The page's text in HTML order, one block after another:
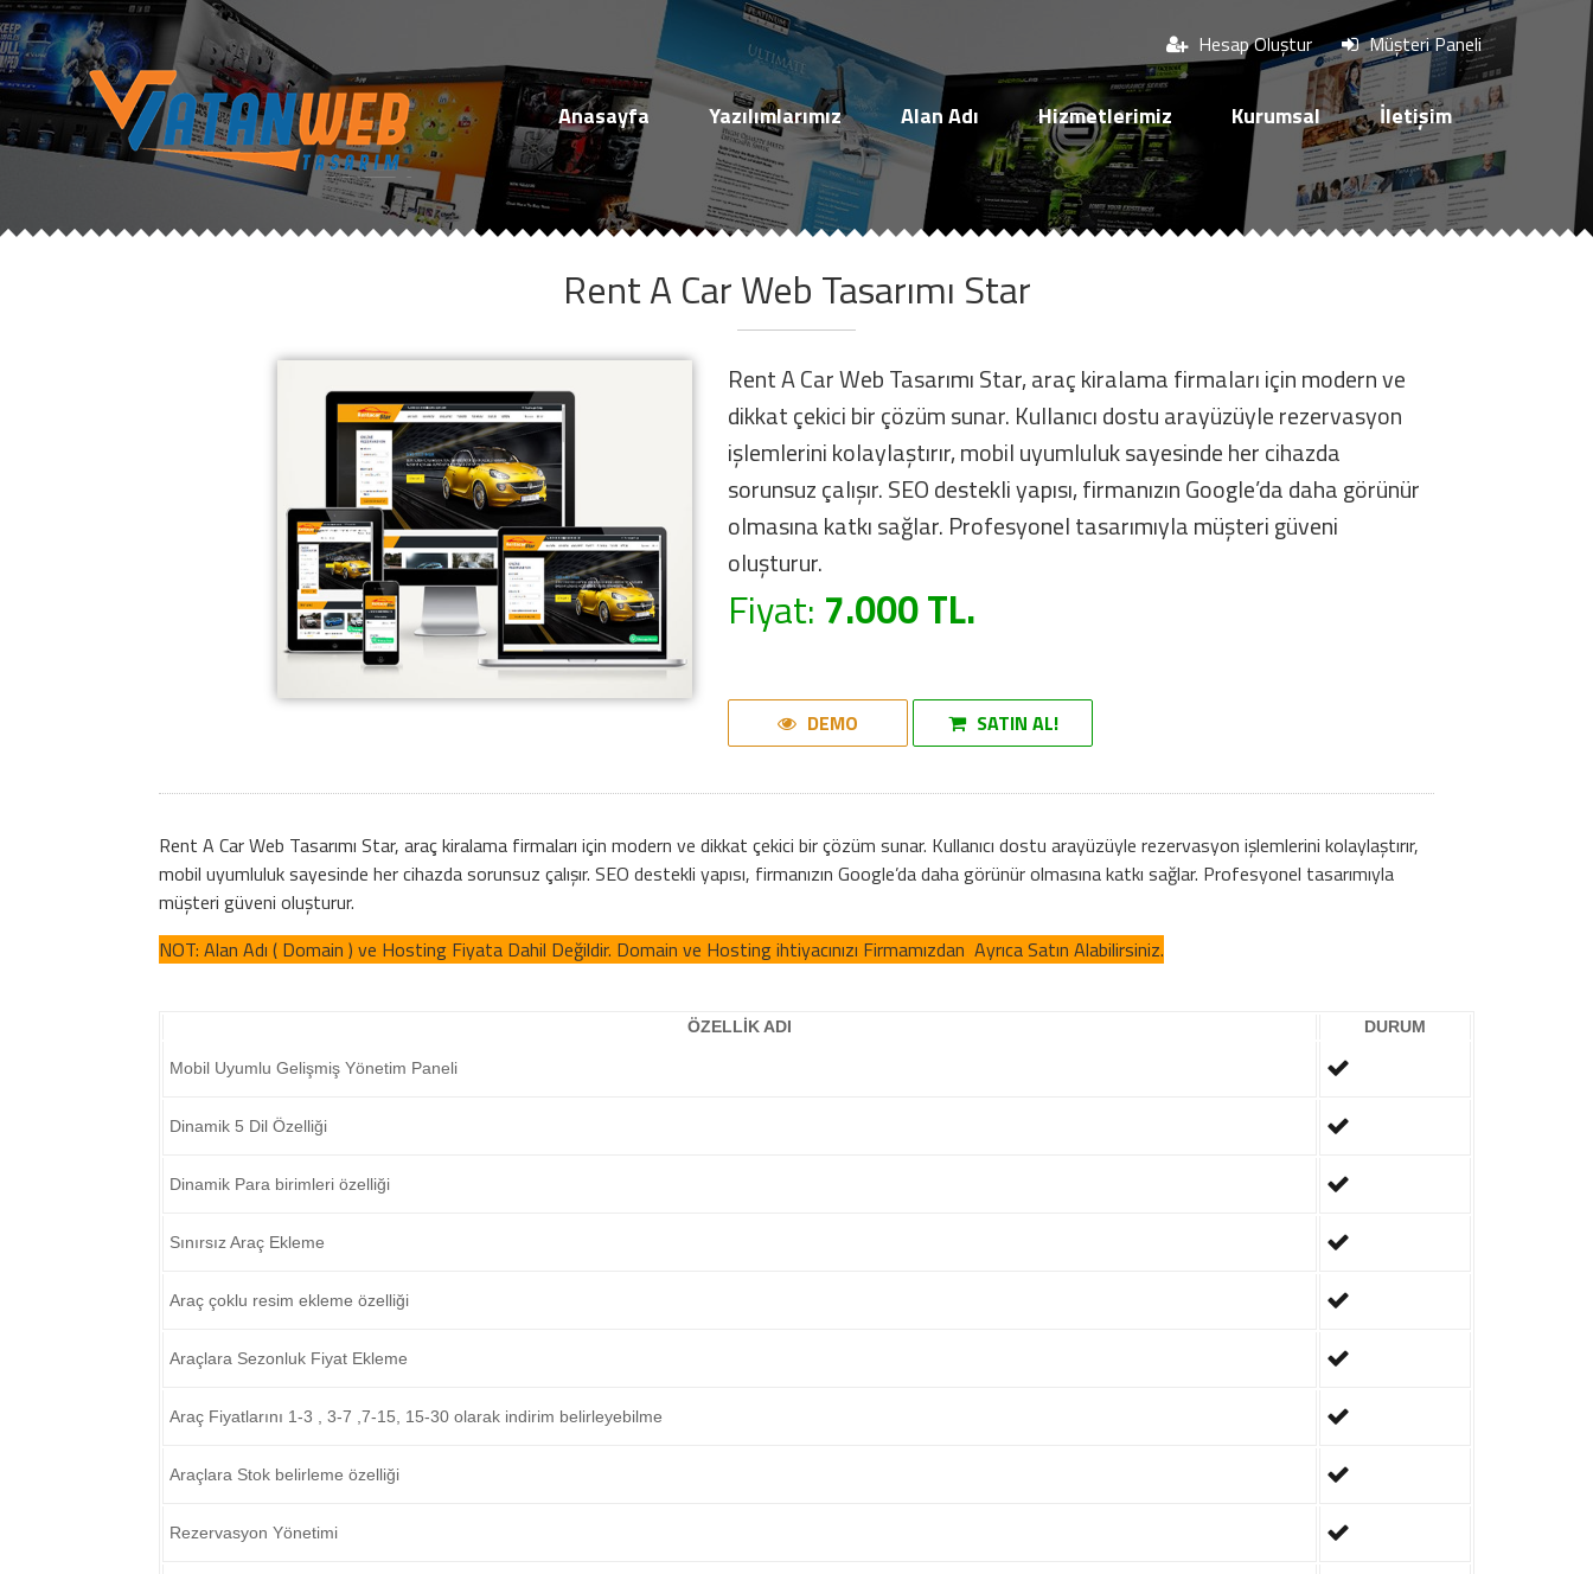
Müşteri Paneli
Hesap Oluştur
Anasayfa Yazılımlarımız Alan Adı Hizmetlerimiz Kurumsal İletişim
Rent A Car Web Tasarımı Star
Rent A Car Web Tasarımı Star, araç kiralama firmaları için modern ve
dikkat çekici bir çözüm sunar. Kullanıcı dostu arayüzüyle rezervasyon
işlemlerini kolaylaştırır, mobil uyumluluk sayesinde her cihazda
sorunsuz çalışır. SEO destekli yapısı, firmanızın Google’da daha görünür
olmasına katkı sağlar. Profesyonel tasarımıyla müşteri güveni
oluşturur.
Fiyat: 7.000 TL.
DEMO SATIN AL!
Rent A Car Web Tasarımı Star, araç kiralama firmaları için modern ve dikkat çekici bir çözüm sunar. Kullanıcı dostu arayüzüyle rezervasyon işlemlerini kolaylaştırır,
mobil uyumluluk sayesinde her cihazda sorunsuz çalışır. SEO destekli yapısı, firmanızın Google’da daha görünür olmasına katkı sağlar. Profesyonel tasarımıyla
müşteri güveni oluşturur.
NOT: Alan Adı ( Domain ) ve Hosting Fiyata Dahil Değildir. Domain ve Hosting ihtiyacınızı Firmamızdan Ayrıca Satın Alabilirsiniz.
ÖZELLİK ADI DURUM
Mobil Uyumlu Gelişmiş Yönetim Paneli
Dinamik 5 Dil Özelliği
Dinamik Para birimleri özelliği
Sınırsız Araç Ekleme
Araç çoklu resim ekleme özelliği
Araçlara Sezonluk Fiyat Ekleme
Araç Fiyatlarını 1-3 , 3-7 ,7-15, 15-30 olarak indirim belirleyebilme
Araçlara Stok belirleme özelliği
Rezervasyon Yönetimi
Müşteri Paneli
Giriş Yap
Henüz Hesabınız Yok mu?
Hemen Hesap Oluştur!